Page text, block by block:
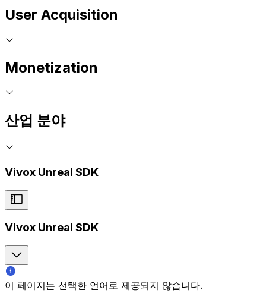
User Acquisition
Monetization
산업 분야
Vivox Unreal SDK
Vivox Unreal SDK
이 페이지는 선택한 언어로 제공되지 않습니다.